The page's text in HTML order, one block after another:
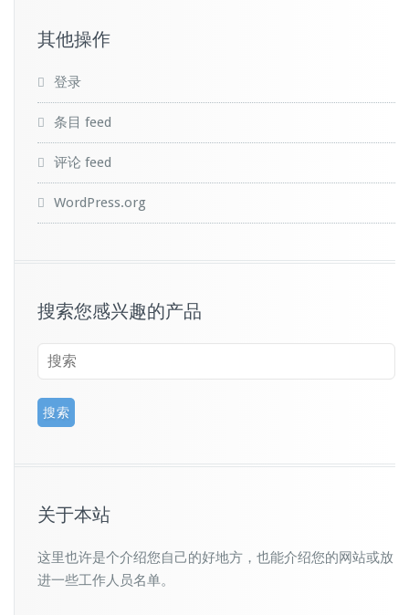
其他操作
登录
条目 feed
评论 feed
WordPress.org
搜索您感兴趣的产品
关于本站
这里也许是个介绍您自己的好地方，也能介绍您的网站或放
进一些工作人员名单。